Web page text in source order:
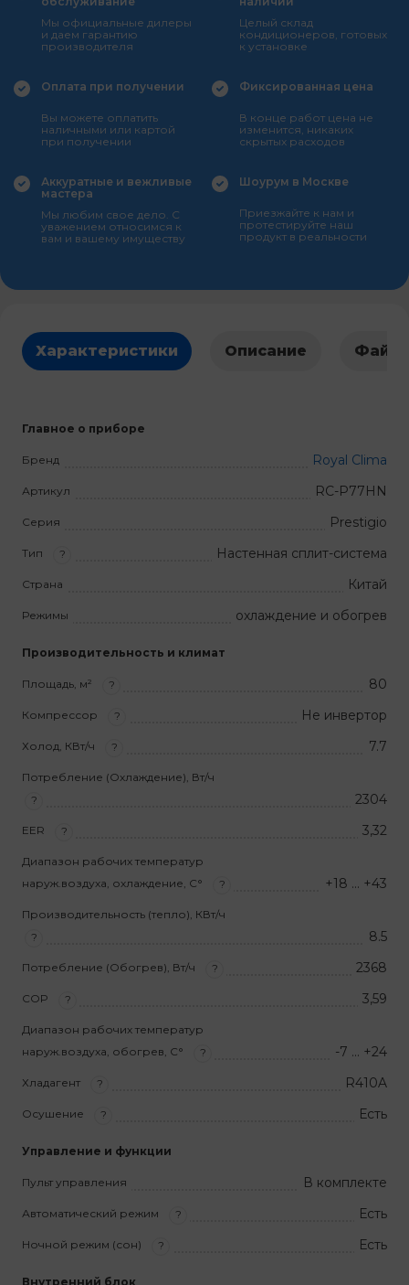
Мы официальные дилеры
и даем гарантию
производителя
Целый склад
кондиционеров, готовых
к установке
Оплата при получении
Вы можете оплатить
наличными или картой
при получении
Фиксированная цена
В конце работ цена не
изменится, никаких
скрытых расходов
Аккуратные и вежливые
мастера
Мы любим свое дело. С
уважением относимся к
вам и вашему имуществу
Шоурум в Москве
Приезжайте к нам и
протестируйте наш
продукт в реальности
Характеристики Описание
Главное о приборе
Бренд Royal Clima
Артикул RC-P77HN
Серия Prestigio
Тип ? Настенная сплит-система
Страна Китай
Режимы охлаждение и обогрев
Производительность и климат
Площадь, м² ? 80
Компрессор ? Не инвертор
Холод, КВт/ч ? 7.7
Потребление (Охлаждение), Вт/ч
?
2304
EER ? 3,32
Диапазон рабочих температур
наруж.воздуха, охлаждение, С°
? +18 … +43
Производительность (тепло), КВт/ч
?
8.5
Потребление (Обогрев), Вт/ч ? 2368
COP ? 3,59
Диапазон рабочих температур
наруж.воздуха, обогрев, С°
? -7 … +24
Хладагент ? R410A
Осушение ? Есть
Управление и функции
Пульт управления В комплекте
Автоматический режим ? Есть
Ночной режим (сон) ? Есть
Внутренний блок